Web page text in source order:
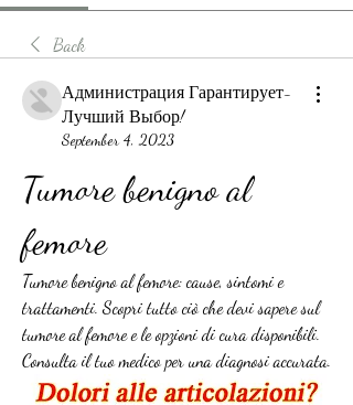
Back
Администрация Гарантирует-
Лучший Выбор!
September 4, 2023
Tumore benigno al
femore
Tumore benigno al femore: cause, sintomi e
trattamenti. Scopri tutto ciò che devi sapere sul
tumore al femore e le opzioni di cura disponibili.
Consulta il tuo medico per una diagnosi accurata.